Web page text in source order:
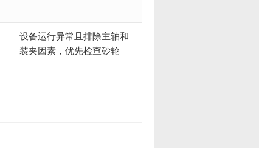
设备运行异常且排除主轴和
装夹因素，优先检查砂轮